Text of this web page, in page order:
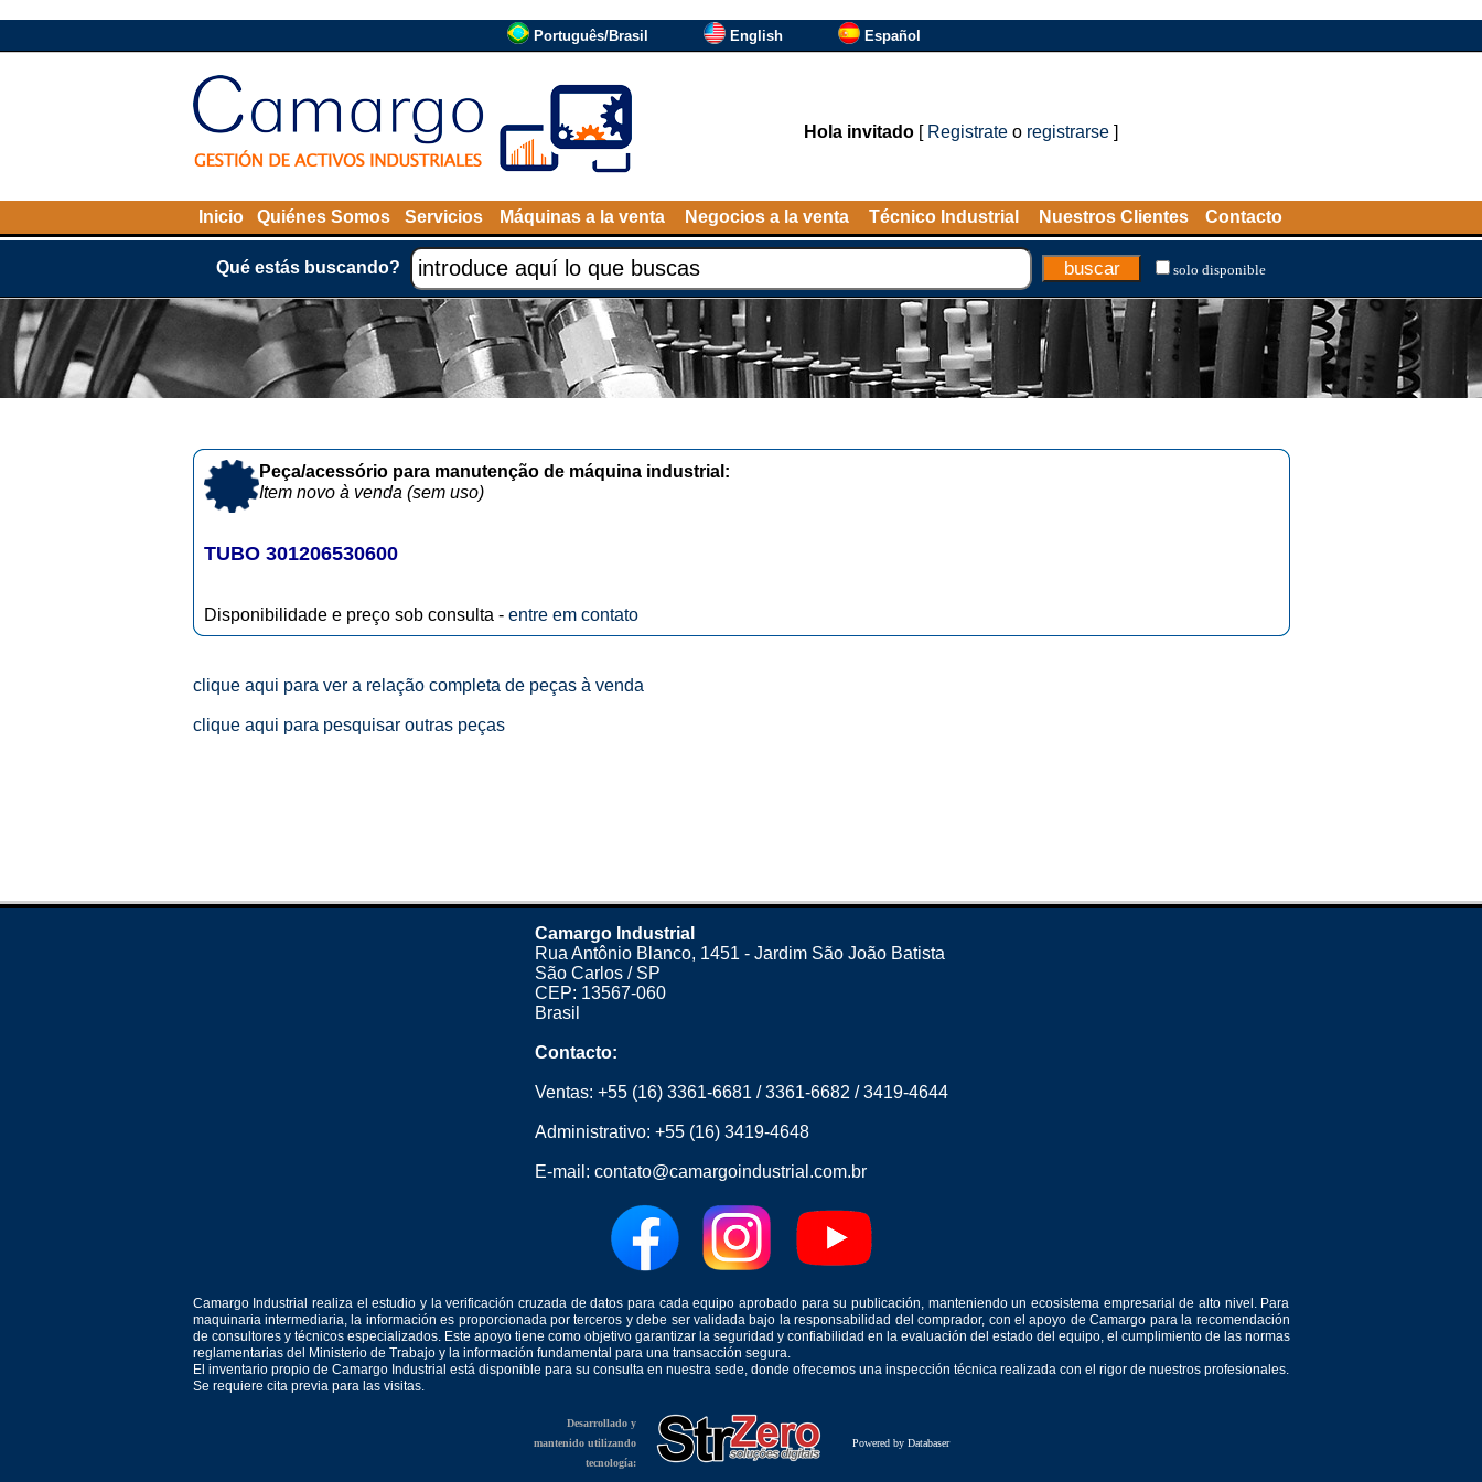
Português/Brasil English Español
Hola invitado[ Registrateo registrarse]
Inicio Quiénes Somos Servicios Máquinas a la venta Negocios a la venta Técnico Industrial Nuestros Clientes Contacto
Qué estás buscando? solo disponible
Peça/acessório para manutenção de máquina industrial:
Item novo à venda (sem uso)
TUBO 301206530600
Disponibilidade e preço sob consulta - entre em contato
clique aqui para ver a relação completa de peças à venda
clique aqui para pesquisar outras peças
Camargo Industrial
Rua Antônio Blanco, 1451 - Jardim São João Batista
São Carlos / SP
CEP: 13567-060
Brasil
Contacto:
Ventas: +55 (16) 3361-6681 /3361-6682 /3419-4644
Administrativo: +55 (16) 3419-4648
E-mail: contato@camargoindustrial.com.br
Camargo Industrial realiza el estudio y la verificación cruzada de datos para cada equipo aprobado para su publicación, manteniendo un ecosistema empresarial de alto nivel. Para
maquinaria intermediaria, la información es proporcionada por terceros y debe ser validada bajo la responsabilidad del comprador, con el apoyo de Camargo para la recomendación
de consultores y técnicos especializados. Este apoyo tiene como objetivo garantizar la seguridad y confiabilidad en la evaluación del estado del equipo, el cumplimiento de las normas
reglamentarias del Ministerio de Trabajo y la información fundamental para una transacción segura.
El inventario propio de Camargo Industrial está disponible para su consulta en nuestra sede, donde ofrecemos una inspección técnica realizada con el rigor de nuestros profesionales.
Se requiere cita previa para las visitas.
Desarrollado y
mantenido utilizando
tecnología:
Powered by Databaser